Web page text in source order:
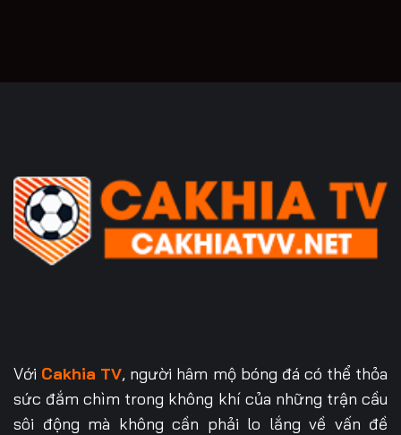
Với Cakhia TV, người hâm mộ bóng đá có thể thỏa
sức đắm chìm trong không khí của những trận cầu
sôi động mà không cần phải lo lắng về vấn đề